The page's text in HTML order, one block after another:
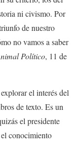
ni civismo. Por
de nuestro
no vamos a saber
Político, 11 de
el interés del
de texto. Es un
el presidente
conocimiento